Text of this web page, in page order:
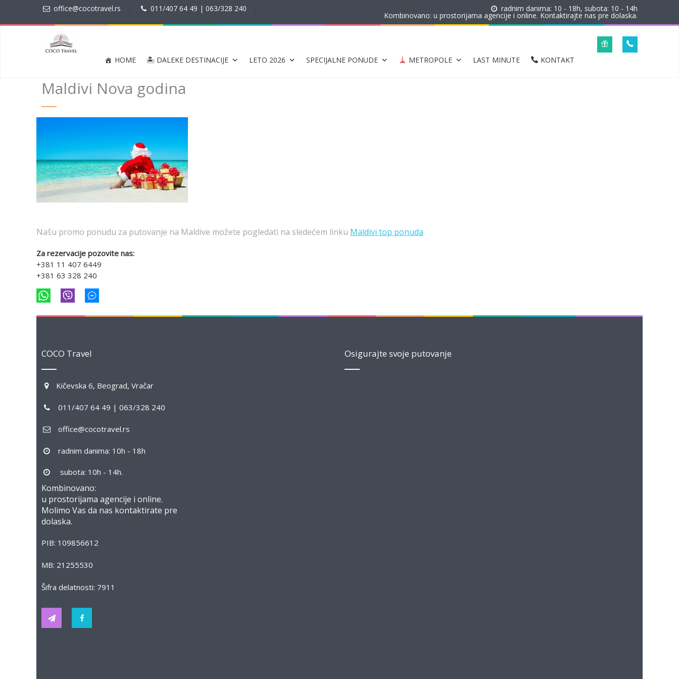
office@cocotravel.rs 011/407 64 49 | 063/328 240 radnim danima: 10 - 18h, subota: 10 - 14h
Kombinovano: u prostorijama agencije i online. Kontaktirajte nas pre dolaska.
HOME 🏝 DALEKE DESTINACIJE LETO 2026 SPECIJALNE PONUDE METROPOLE LAST MINUTE KONTAKT
Maldivi Nova godina
Našu promo ponudu za putovanje na Maldive možete pogledati na sledećem linku Maldivi top ponuda
Za rezervacije pozovite nas:
+381 11 407 6449
+381 63 328 240
COCO Travel
Kičevska 6, Beograd, Vračar
011/407 64 49 | 063/328 240
office@cocotravel.rs
radnim danima: 10h - 18h
subota: 10h - 14h.
Kombinovano:
u prostorijama agencije i online.
Molimo Vas da nas kontaktirate pre
dolaska.
PIB: 109856612
MB: 21255530
Šifra delatnosti: 7911
Osigurajte svoje putovanje